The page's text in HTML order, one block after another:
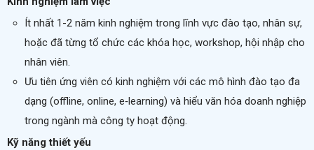
Ít nhất 1-2 năm kinh nghiệm trong lĩnh vực đào tạo, nhân sự,
hoặc đã từng tổ chức các khóa học, workshop, hội nhập cho
nhân viên.
Ưu tiên ứng viên có kinh nghiệm với các mô hình đào tạo đa
dạng (offline, online, e‑learning) và hiểu văn hóa doanh nghiệp
trong ngành mà công ty hoạt động.
Kỹ năng thiết yếu